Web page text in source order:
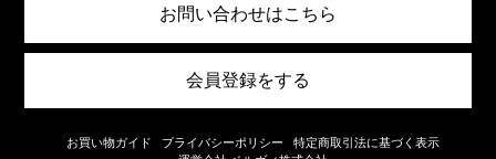
お問い合わせはこちら
会員登録をする
お買い物ガイド プライバシーポリシー
特定商取引法に基づく表示